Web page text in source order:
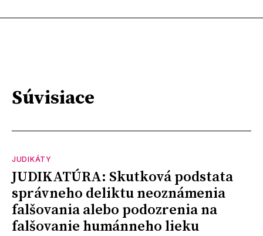
Súvisiace
JUDIKÁTY
JUDIKATÚRA: Skutková podstata
správneho deliktu neoznámenia
falšovania alebo podozrenia na
falšovanie humánneho lieku